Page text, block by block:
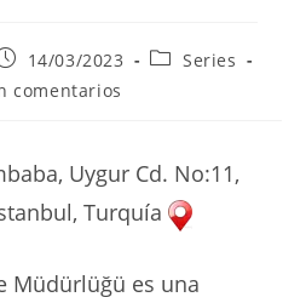
14/03/2023
Categoría
Series
comentarios
Uygur Cd. No:11,
Turquía
Müdürlüğü es una